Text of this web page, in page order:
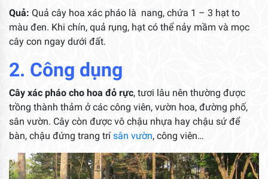
Quả: Quả cây hoa xác pháo là nang, chứa 1 – 3 hạt to
màu đen. Khi chín, quả rụng, hạt có thể nảy mầm và mọc
cây con ngay dưới đất.
2. Công dụng
Cây xác pháo cho hoa đỏ rực, tươi lâu nên thường được
trồng thành thảm ở các công viên, vườn hoa, đường phố,
sân vườn. Cây còn được vô chậu nhựa hay chậu sứ để
bàn, chậu đứng trang trí sân vườn, công viên…